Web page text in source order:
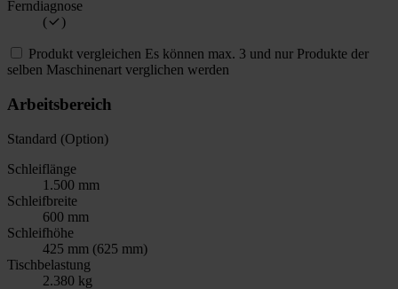
Ferndiagnose
(
)
Produkt vergleichen Es können max. 3 und nur Produkte der
selben Maschinenart verglichen werden
Arbeitsbereich
Standard (Option)
Schleiflänge
1.500 mm
Schleifbreite
600 mm
Schleifhöhe
425 mm (625 mm)
Tischbelastung
2.380 kg